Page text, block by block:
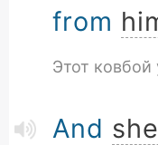
from
Этот ковбой
And